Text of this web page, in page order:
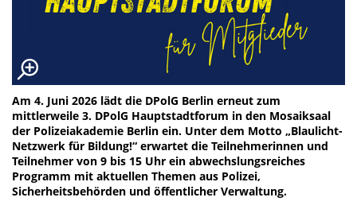
Am 4. Juni 2026 lädt die DPolG Berlin erneut zum
mittlerweile 3. DPolG Hauptstadtforum in den Mosaiksaal
der Polizeiakademie Berlin ein. Unter dem Motto „Blaulicht-
Netzwerk für Bildung!“ erwartet die Teilnehmerinnen und
Teilnehmer von 9 bis 15 Uhr ein abwechslungsreiches
Programm mit aktuellen Themen aus Polizei,
Sicherheitsbehörden und öffentlicher Verwaltung.